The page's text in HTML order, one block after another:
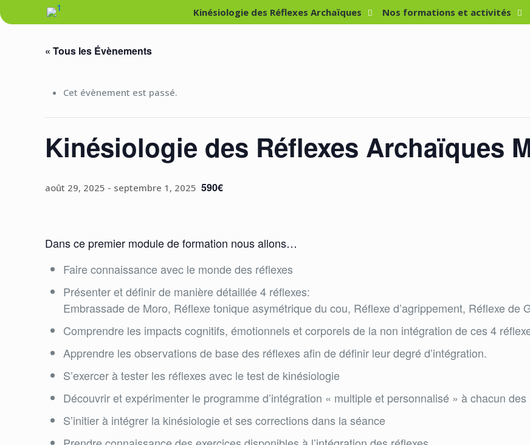
Kinésiologie des Réflexes Archaïques Nos formations et activités
« Tous les Évènements
Cet évènement est passé.
Kinésiologie des Réflexes Archaïques
août 29, 2025 - septembre 1, 2025 590€
Dans ce premier module de formation nous allons…
Faire connaissance avec le monde des réflexes
Présenter et définir de manière détaillée 4 réflexes:
Embrassade de Moro, Réflexe tonique asymétrique du cou, Réflexe d’agrippement, Réflexe de
Comprendre les impacts cognitifs, émotionnels et corporels de la non intégration de ces 4
Apprendre les observations de base des réflexes afin de définir leur degré d’intégration.
S’exercer à tester les réflexes avec le test de kinésiologie
Découvrir et expérimenter le programme d’intégration « multiple et personnalisé » à chacun des
S’initier à intégrer la kinésiologie et ses corrections dans la séance